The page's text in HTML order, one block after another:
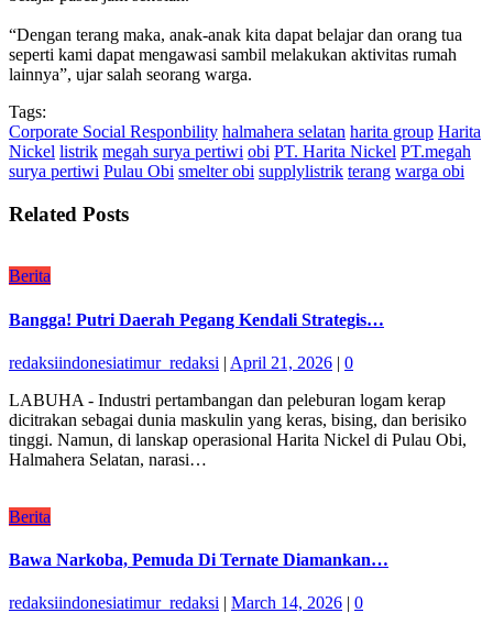
“Dengan terang maka, anak-anak kita dapat belajar dan orang tua
seperti kami dapat mengawasi sambil melakukan aktivitas rumah
lainnya”, ujar salah seorang warga.
Tags:
Corporate Social Responbility halmahera selatan harita group Harita
Nickel listrik megah surya pertiwi obi PT. Harita Nickel PT.megah
surya pertiwi Pulau Obi smelter obi supplylistrik terang warga obi
Related Posts
Berita
Bangga! Putri Daerah Pegang Kendali Strategis…
redaksiindonesiatimur_redaksi | April 21, 2026 | 0
LABUHA - Industri pertambangan dan peleburan logam kerap
dicitrakan sebagai dunia maskulin yang keras, bising, dan berisiko
tinggi. Namun, di lanskap operasional Harita Nickel di Pulau Obi,
Halmahera Selatan, narasi…
Berita
Bawa Narkoba, Pemuda Di Ternate Diamankan…
redaksiindonesiatimur_redaksi | March 14, 2026 | 0